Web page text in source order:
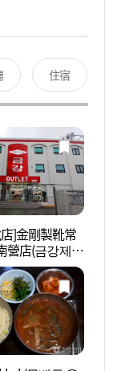
住宿
]金剛製靴常
營店(금강제화
남영점)